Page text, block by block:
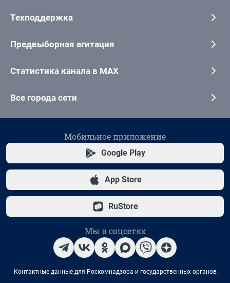
Техподдержка
Предвыборная агитация
Статистика канала в MAX
Все города сети
Мобильное приложение
Google Play
App Store
RuStore
Мы в соцсетях
Контактные данные для Роскомнадзора и государственных органов